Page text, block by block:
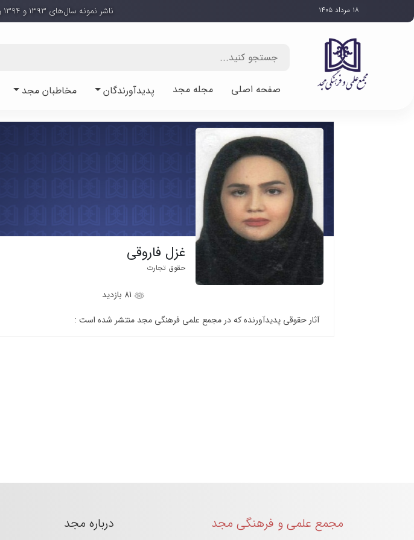
۱۸ مرداد ۱۴۰۵ ناشر نمونه سال‌های ۱۳۹۳ و ۱۳۹۴ و ۱۳۹۷ جمهوری اسلامی ایران
صفحه اصلی مجله مجد پدیدآورندگان مخاطبان مجد
غزل فاروقی
حقوق تجارت
آثار حقوقی پدیدآورنده که در مجمع علمی فرهنگی مجد منتشر شده است :
مجمع علمی و فرهنگی مجد درباره مجد